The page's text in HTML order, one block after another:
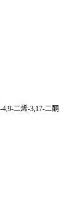
二烯-3,17-二酮